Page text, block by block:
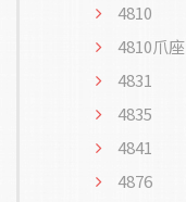
4810
4810爪座
4831
4835
4841
4876